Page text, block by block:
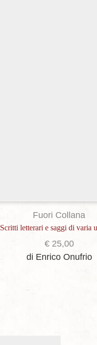
Fuori Collana
Scritti letterari e saggi di varia
€25,00
di Enrico Onufrio